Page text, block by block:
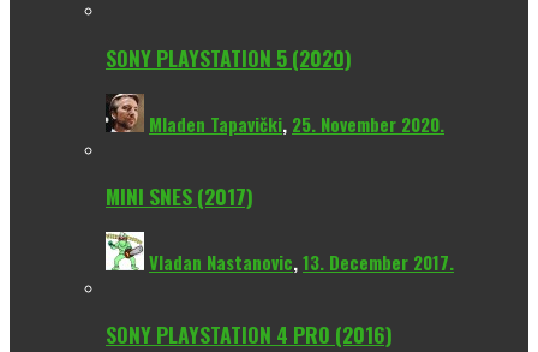
SONY PLAYSTATION 5 (2020)
Mladen Tapavički, 25. November 2020.
MINI SNES (2017)
Vladan Nastanovic,13. December 2017.
SONY PLAYSTATION 4 PRO (2016)